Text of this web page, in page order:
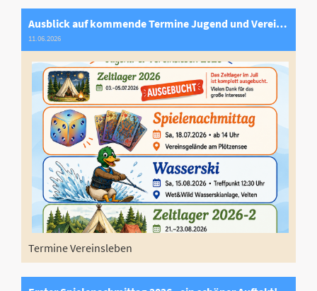
Ausblick auf kommende Termine Jugend und Vereinsleben
11.06.2026
Termine Vereinsleben